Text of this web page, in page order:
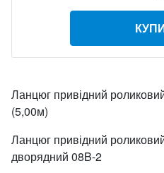
Ланцюг привідний
(5,00м)
Ланцюг привідний
дворядний 08B-2